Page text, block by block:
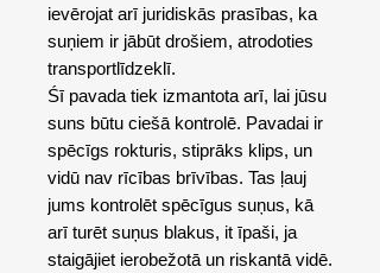
ievērojat arī juridiskās prasības, ka
suņiem ir jābūt drošiem, atrodoties
transportlīdzeklī.
Śī pavada tiek izmantota arī, lai jūsu
suns būtu ciešā kontrolē. Pavadai ir
spēcīgs rokturis, stiprāks klips, un
vidū nav rīcības brīvības. Tas ļauj
jums kontrolēt spēcīgus suņus, kā
arī turēt suņus blakus, it īpaši, ja
staigājiet ierobežotā un riskantā vidē.